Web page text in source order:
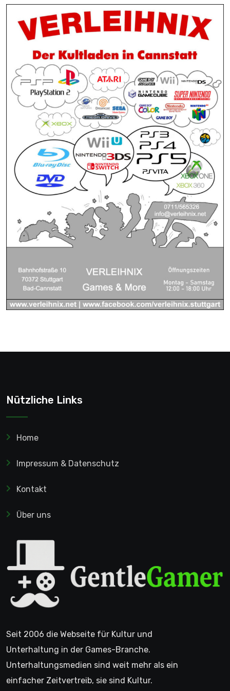
Nützliche Links
Home
Impressum & Datenschutz
Kontakt
Über uns
Seit 2006 die Webseite für Kultur und
Unterhaltung in der Games-Branche.
Unterhaltungsmedien sind weit mehr als ein
einfacher Zeitvertreib, sie sind Kultur.